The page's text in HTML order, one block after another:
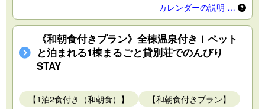
カレンダーの説明 …
《和朝食付きプラン》全棟温泉付き！ペット
と泊まれる1棟まるごと貸別荘でのんびり
STAY
【1泊2食付き（和朝食）】 【和朝食付きプラン】